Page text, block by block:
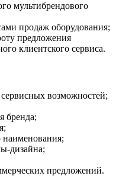
мультибрендового
продаж оборудования;
предложения
клиентского сервиса.
возможностей;
бренда;
наименования;
дизайна;
предложений.